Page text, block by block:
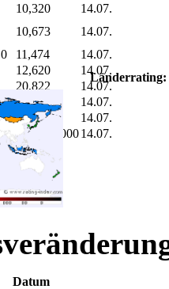
10,320
14.07.
10,673
14.07.
11,474
14.07.
12,620
14.07.
20,822
14.07.
46,047
14.07.
71,382
14.07.
185.899,00014.07.
Länderrating:
Datum